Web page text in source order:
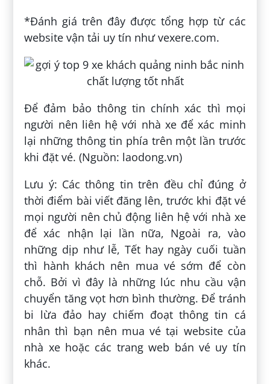
*Đánh giá trên đây được tổng hợp từ các
website vận tải uy tín như vexere.com.
Để đảm bảo thông tin chính xác thì mọi
người nên liên hệ với nhà xe để xác minh
lại những thông tin phía trên một lần trước
khi đặt vé. (Nguồn: laodong.vn)
Lưu ý: Các thông tin trên đều chỉ đúng ở
thời điểm bài viết đăng lên, trước khi đặt vé
mọi người nên chủ động liên hệ với nhà xe
để xác nhận lại lần nữa, Ngoài ra, vào
những dịp như lễ, Tết hay ngày cuối tuần
thì hành khách nên mua vé sớm để còn
chỗ. Bởi vì đây là những lúc nhu cầu vận
chuyển tăng vọt hơn bình thường. Để tránh
bi lừa đảo hay chiếm đoạt thông tin cá
nhân thì bạn nên mua vé tại website của
nhà xe hoặc các trang web bán vé uy tín
khác.